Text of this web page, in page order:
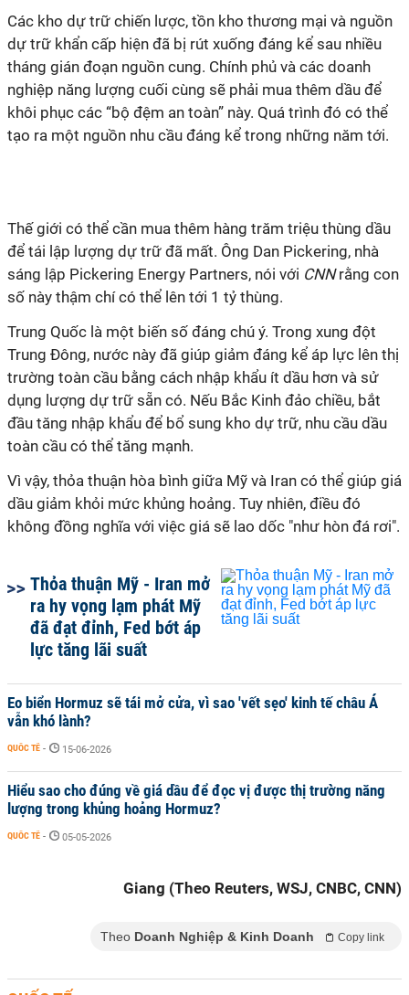
Các kho dự trữ chiến lược, tồn kho thương mại và nguồn
dự trữ khẩn cấp hiện đã bị rút xuống đáng kể sau nhiều
tháng gián đoạn nguồn cung. Chính phủ và các doanh
nghiệp năng lượng cuối cùng sẽ phải mua thêm dầu để
khôi phục các “bộ đệm an toàn” này. Quá trình đó có thể
tạo ra một nguồn nhu cầu đáng kể trong những năm tới.
Thế giới có thể cần mua thêm hàng trăm triệu thùng dầu
để tái lập lượng dự trữ đã mất. Ông Dan Pickering, nhà
sáng lập Pickering Energy Partners, nói với CNNrằng con
số này thậm chí có thể lên tới 1 tỷ thùng.
Trung Quốc là một biến số đáng chú ý. Trong xung đột
Trung Đông, nước này đã giúp giảm đáng kể áp lực lên thị
trường toàn cầu bằng cách nhập khẩu ít dầu hơn và sử
dụng lượng dự trữ sẵn có. Nếu Bắc Kinh đảo chiều, bắt
đầu tăng nhập khẩu để bổ sung kho dự trữ, nhu cầu dầu
toàn cầu có thể tăng mạnh.
Vì vậy, thỏa thuận hòa bình giữa Mỹ và Iran có thể giúp giá
dầu giảm khỏi mức khủng hoảng. Tuy nhiên, điều đó
không đồng nghĩa với việc giá sẽ lao dốc "như hòn đá rơi".
Thỏa thuận Mỹ - Iran mở
ra hy vọng lạm phát Mỹ
đã đạt đỉnh, Fed bớt áp
lực tăng lãi suất
Eo biển Hormuz sẽ tái mở cửa, vì sao 'vết sẹo' kinh tế châu Á
vẫn khó lành?
QUỐC TẾ - 15-06-2026
Hiểu sao cho đúng về giá dầu để đọc vị được thị trường năng
lượng trong khủng hoảng Hormuz?
QUỐC TẾ - 05-05-2026
Giang (Theo Reuters, WSJ, CNBC, CNN)
Theo Doanh Nghiệp & Kinh Doanh Copy link